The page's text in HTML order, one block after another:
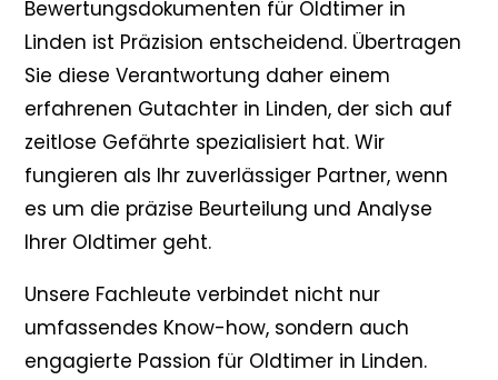
Bewertungsdokumenten für Oldtimer in
Linden ist Präzision entscheidend. Übertragen
Sie diese Verantwortung daher einem
erfahrenen Gutachter in Linden, der sich auf
zeitlose Gefährte spezialisiert hat. Wir
fungieren als Ihr zuverlässiger Partner, wenn
es um die präzise Beurteilung und Analyse
Ihrer Oldtimer geht.
Unsere Fachleute verbindet nicht nur
umfassendes Know-how, sondern auch
engagierte Passion für Oldtimer in Linden.